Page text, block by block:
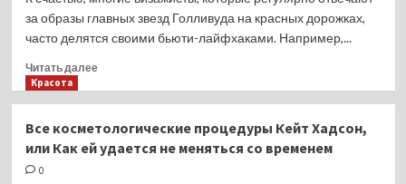
разводится
за образы главных звезд Голливуда на красных дорожках,
часто делятся своими бьюти-лайфхаками. Например,...
Читать далееПрочитать
секретов
макияжа,
Красота
Все косметологические процедуры Кейт Хадсон,
или Как ей удается не меняться со временем
0